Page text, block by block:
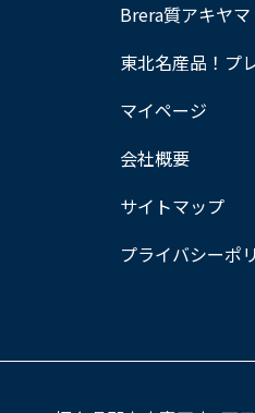
Brera質アキヤ
東北名産品！プ
マイページ
会社概要
サイトマップ
プライバシーポ